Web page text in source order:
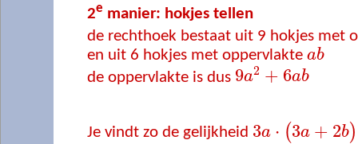
2e manier: hokjes tellen
de rechthoek bestaat uit 9 hokjes met
en uit 6 hokjes met oppervlakte ab
de oppervlakte is dus 9a2 + 6ab
Je vindt zo de gelijkheid 3a ⋅ (3a + 2b)